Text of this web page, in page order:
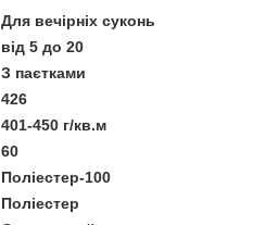
Для вечірніх суконь
від 5 до 20
З паєтками
426
401-450 г/кв.м
60
Поліестер-100
Поліестер